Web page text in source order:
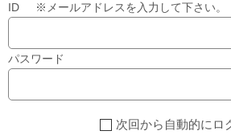
ID ※メールアドレスを入力して下さい。
パスワード
次回から自動的にロ